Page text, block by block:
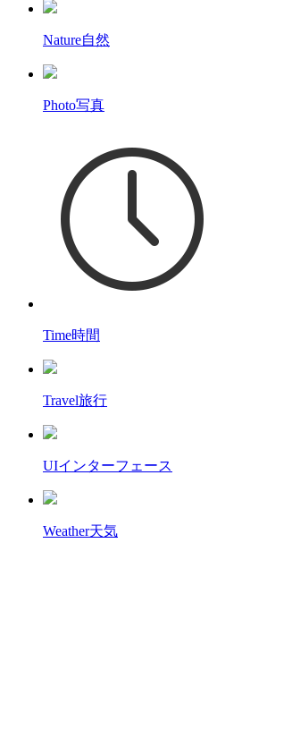
Nature自然
Photo写真
Time時間
Travel旅行
UIインターフェース
Weather天気